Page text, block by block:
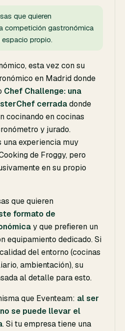
que quieren
competición gastronómica
propio.
esta vez con su
en Madrid donde
Chef Challenge: una
cerradadonde
cocinando en cocinas
y jurado.
experiencia muy
de Froggy, pero
en su propio
que quieren
formato de
y que prefieren un
equipamiento dedicado. Si
del entorno (cocinas
ambientación), su
al detalle para esto.
que Eventeam: al ser
se puede llevar el
. Si tu empresa tiene una